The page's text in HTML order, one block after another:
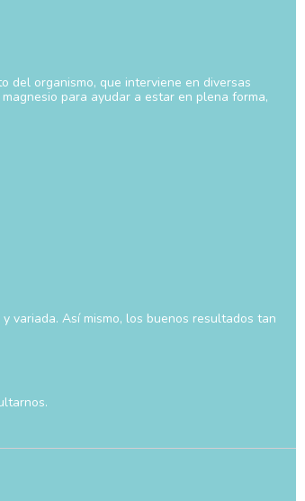
del organismo, que interviene en diversas
para ayudar a estar en plena forma,
variada. Así mismo, los buenos resultados tan